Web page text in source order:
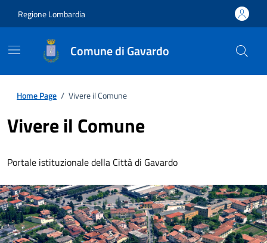
Regione Lombardia
Comune di Gavardo
Home Page / Vivere il Comune
Vivere il Comune
Portale istituzionale della Città di Gavardo